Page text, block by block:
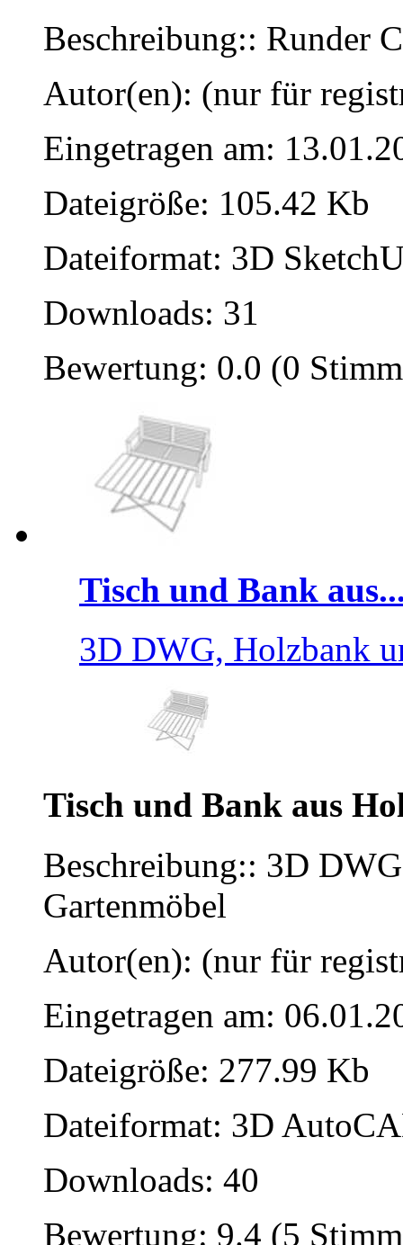
Beschreibung:: Runder
Autor(en): (nur für
Eingetragen am:
Dateigröße: 105.42 Kb
Dateiformat: 3D
Downloads: 31
Bewertung: 0.0 (0
Tisch und Bank
3D DWG, Holzbank
Tisch und Bank aus
Beschreibung:: 3D
Gartenmöbel
Autor(en): (nur für
Eingetragen am:
Dateigröße: 277.99 Kb
Dateiformat: 3D
Downloads: 40
Bewertung: 9.4 (5